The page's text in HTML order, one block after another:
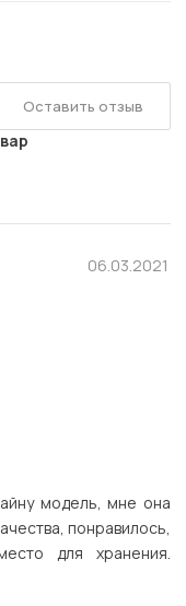
06.03.2021
модель, мне она
понравилось,
для хранения.
Оставить отзыв